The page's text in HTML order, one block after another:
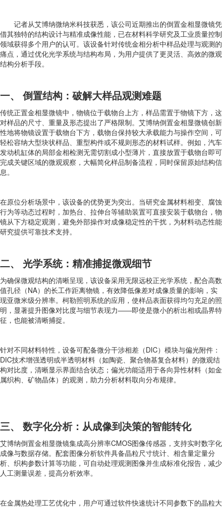
记者从艾博纳微纳米科技获悉，该公司近期推出的倒置金相显微镜凭
借其独特的结构设计与精准成像性能，已在材料科学研究及工业质量控制
领域获得多个用户的认可。该设备针对传统金相分析中样品处理与观测的
痛点，通过优化光学系统与结构布局，为用户提供了更灵活、高效的微观
结构分析手段。
一、 倒置结构：破解大样品观测难题
传统正置金相显微镜中，物镜位于载物台上方，样品需置于物镜下方，这
对样品的尺寸、重量及形态提出了严格限制。艾博纳倒置金相显微镜创新
性地将物镜设置于载物台下方，载物台保持较大承载能力与操作空间，可
轻松容纳大型块状样品、重型构件或不规则形态的材料试样。例如，汽车
发动机缸体的局部金相检测无需切割成小型薄片，直接放置于载物台即可
完成关键区域的微观观察，大幅简化样品制备流程，同时保留原始结构信
息。
在原位分析场景中，该设备的优势更为突出。当研究金属材料相变、腐蚀
行为等动态过程时，加热台、拉伸台等辅助装置可直接安装于载物台，物
镜从下方稳定观测，避免外部操作对成像稳定性的干扰，为材料动态性能
研究提供可靠技术支持。
二、 光学系统：精准捕捉微观细节
为确保微观结构的清晰呈现，该设备采用无限远校正光学系统，配合高数
值孔径（NA）的长工作距离物镜，有效降低像差对成像质量的影响，实
现亚微米级分辨率。柯勒照明系统的应用，使样品表面获得均匀充足的照
明，显著提升图像对比度与细节表现力——即使是微小的析出相或晶界特
征，也能被清晰捕捉。
针对不同材料特性，设备可配备微分干涉相差（DIC）模块与偏光附件：
DIC技术增强透明或半透明材料（如陶瓷、聚合物基复合材料）的微观结
构对比度，清晰显示界面结合状态；偏光功能适用于各向异性材料（如金
属织构、矿物晶体）的观测，助力分析材料取向分布规律。
三、 数字化分析：从成像到决策的智能转化
艾博纳倒置金相显微镜集成高分辨率CMOS图像传感器，支持实时数字化
成像与数据存储。配套图像分析软件具备晶粒尺寸统计、相含量定量分
析、织构参数计算等功能，可自动处理观测图像并生成标准化报告，减少
人工测量误差，提高分析效率。
在金属热处理工艺优化中，用户可通过软件快速统计不同参数下的晶粒大